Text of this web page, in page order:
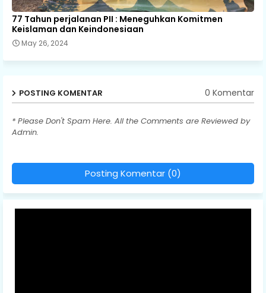
77 Tahun perjalanan PII : Meneguhkan Komitmen
Keislaman dan Keindonesiaan
May 26, 2024
POSTING KOMENTAR 0 Komentar
* Please Don't Spam Here. All the Comments are Reviewed by
Admin.
Posting Komentar (0)